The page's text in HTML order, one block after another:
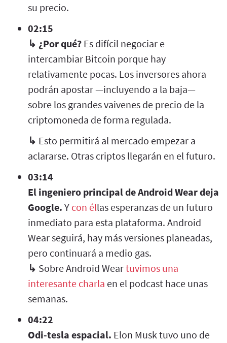
su precio.
02:15
↳ ¿Por qué? Es difícil negociar e
intercambiar Bitcoin porque hay
relativamente pocas. Los inversores ahora
podrán apostar —incluyendo a la baja—
sobre los grandes vaivenes de precio de la
criptomoneda de forma regulada.
↳ Esto permitirá al mercado empezar a
aclararse. Otras criptos llegarán en el futuro.
03:14
El ingeniero principal de Android Wear deja
Google. Y con éllas esperanzas de un futuro
inmediato para esta plataforma. Android
Wear seguirá, hay más versiones planeadas,
pero continuará a medio gas.
↳ Sobre Android Weartuvimos una
interesante charla en el podcast hace unas
semanas.
04:22
Odi-tesla espacial. Elon Musk tuvo uno de